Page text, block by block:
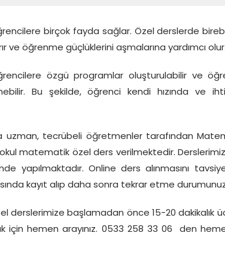
birçok fayda sağlar. Özel derslerde
ve öğrenme güçlüklerini aşmalarına yardımcı olur.
özgü programlar oluşturulabilir ve
Bu şekilde, öğrenci kendi hızında ve
uzman, tecrübeli öğretmenler tarafından
matematik özel ders verilmektedir.
yapılmaktadır. Online ders alınmasını
kayıt alıp daha sonra tekrar etme
derslerimize başlamadan önce 15-20 dakikalık
için hemen arayınız. 0533 258 33 06 den